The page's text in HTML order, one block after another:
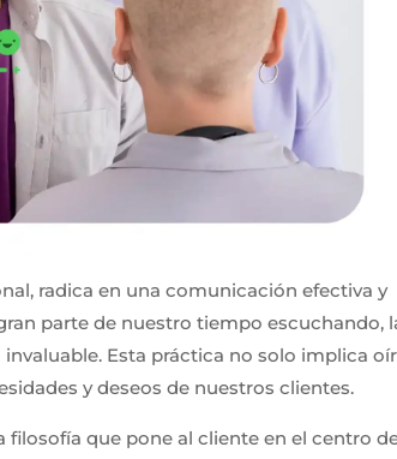
radica en una comunicación efectiva y
parte de nuestro tiempo escuchando,
Esta práctica no solo implica
y deseos de nuestros clientes.
filosofía que pone al cliente en el centro